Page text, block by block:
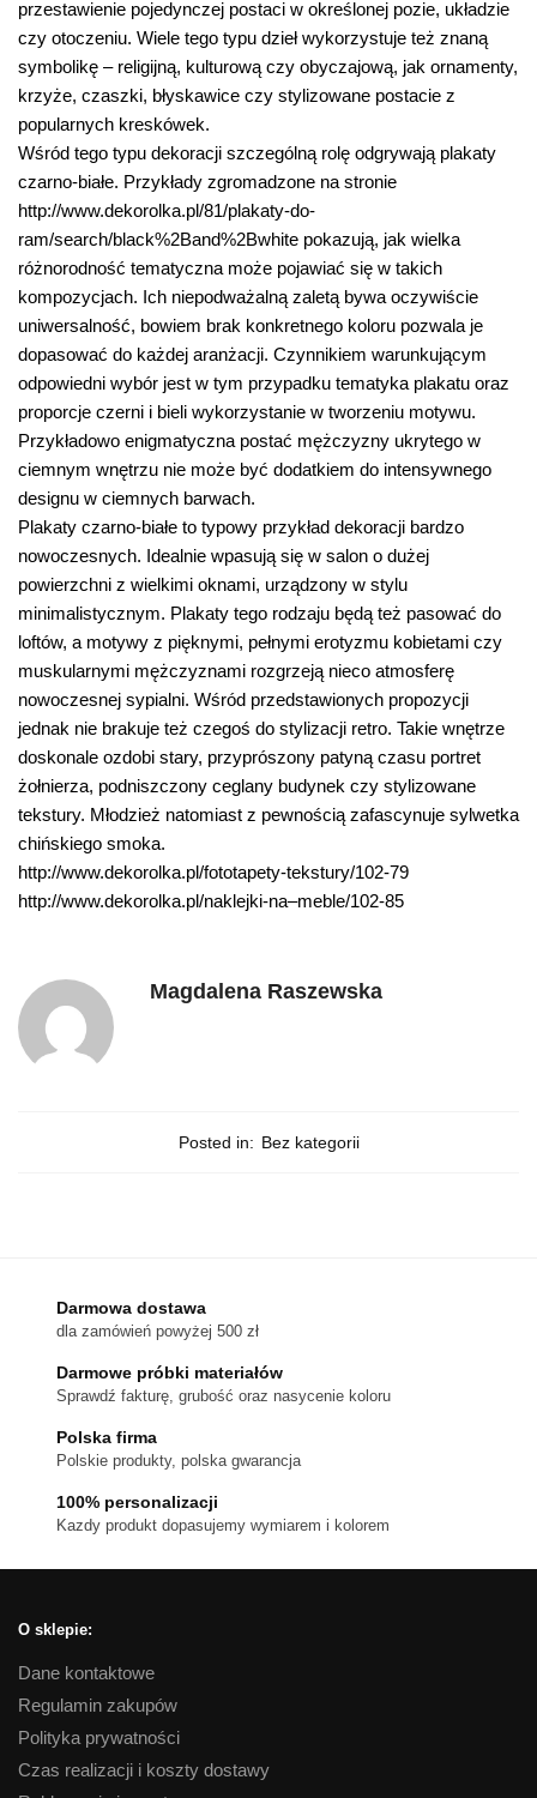
przestawienie pojedynczej postaci w określonej pozie, układzie
czy otoczeniu. Wiele tego typu dzieł wykorzystuje też znaną
symbolikę – religijną, kulturową czy obyczajową, jak ornamenty,
krzyże, czaszki, błyskawice czy stylizowane postacie z
popularnych kreskówek.
Wśród tego typu dekoracji szczególną rolę odgrywają plakaty
czarno-białe. Przykłady zgromadzone na stronie
http://www.dekorolka.pl/81/plakaty-do-
ram/search/black%2Band%2Bwhite pokazują, jak wielka
różnorodność tematyczna może pojawiać się w takich
kompozycjach. Ich niepodważalną zaletą bywa oczywiście
uniwersalność, bowiem brak konkretnego koloru pozwala je
dopasować do każdej aranżacji. Czynnikiem warunkującym
odpowiedni wybór jest w tym przypadku tematyka plakatu oraz
proporcje czerni i bieli wykorzystanie w tworzeniu motywu.
Przykładowo enigmatyczna postać mężczyzny ukrytego w
ciemnym wnętrzu nie może być dodatkiem do intensywnego
designu w ciemnych barwach.
Plakaty czarno-białe to typowy przykład dekoracji bardzo
nowoczesnych. Idealnie wpasują się w salon o dużej
powierzchni z wielkimi oknami, urządzony w stylu
minimalistycznym. Plakaty tego rodzaju będą też pasować do
loftów, a motywy z pięknymi, pełnymi erotyzmu kobietami czy
muskularnymi mężczyznami rozgrzeją nieco atmosferę
nowoczesnej sypialni. Wśród przedstawionych propozycji
jednak nie brakuje też czegoś do stylizacji retro. Takie wnętrze
doskonale ozdobi stary, przyprószony patyną czasu portret
żołnierza, podniszczony ceglany budynek czy stylizowane
tekstury. Młodzież natomiast z pewnością zafascynuje sylwetka
chińskiego smoka.
http://www.dekorolka.pl/fototapety-tekstury/102-79
http://www.dekorolka.pl/naklejki-na–meble/102-85
Magdalena Raszewska
Posted in: Bez kategorii
Darmowa dostawa
dla zamówień powyżej 500 zł
Darmowe próbki materiałów
Sprawdź fakturę, grubość oraz nasycenie koloru
Polska firma
Polskie produkty, polska gwarancja
100% personalizacji
Kazdy produkt dopasujemy wymiarem i kolorem
O sklepie:
Dane kontaktowe
Regulamin zakupów
Polityka prywatności
Czas realizacji i koszty dostawy